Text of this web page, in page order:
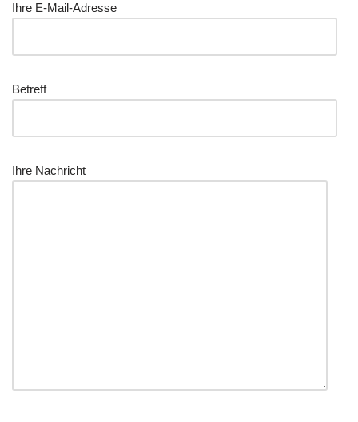
Ihre E-Mail-Adresse
Betreff
Ihre Nachricht